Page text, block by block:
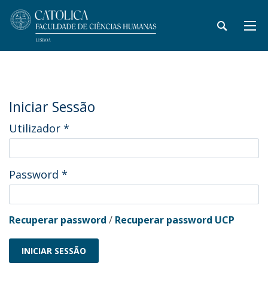
Iniciar Sessão
Utilizador *
Password *
Recuperar password / Recuperar password UCP
INICIAR SESSÃO